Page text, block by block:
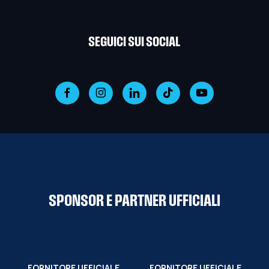
SEGUICI SUI SOCIAL
SPONSOR E PARTNER UFFICIALI